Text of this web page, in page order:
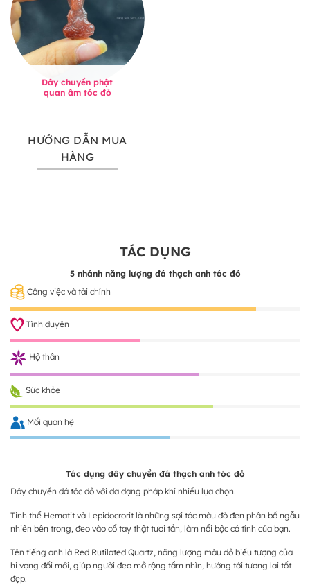
Dây chuyền phật
quan âm tóc đỏ
HƯỚNG DẪN MUA
HÀNG
TÁC DỤNG
5 nhánh năng lượng đá thạch anh tóc đỏ
Công việc và tài chính
Tình duyên
Hộ thân
Sức khỏe
Mối quan hệ
Tác dụng dây chuyền đá thạch anh tóc đỏ
Dây chuyền đá tóc đỏ với đa dạng pháp khí nhiều lựa chọn.
Tinh thể Hematit và Lepidocrorit là những sợi tóc màu đỏ đen phân bố ngẫu
nhiên bên trong, đeo vào cổ tay thật tươi tắn, làm nổi bậc cá tính của bạn.
Tên tiếng anh là Red Rutilated Quartz, năng lượng màu đỏ biểu tượng của
hi vọng đổi mới, giúp người đeo mở rộng tầm nhìn, hướng tới tương lai tốt
đẹp.